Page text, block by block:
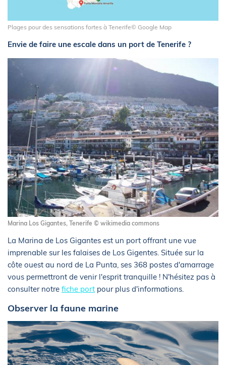
Plages pour des sensations fortes à Tenerife© Google Map
Envie de faire une escale dans un port de Tenerife ?
Marina Los Gigantes, Tenerife © wikimedia commons
La Marina de Los Gigantes est un port offrant une vue
imprenable sur les falaises de Los Gigentes. Située sur la
côte ouest au nord de La Punta, ses 368 postes d'amarrage
vous permettront de venir l'esprit tranquille ! N'hésitez pas à
consulter notre fiche port pour plus d'informations.
Observer la faune marine